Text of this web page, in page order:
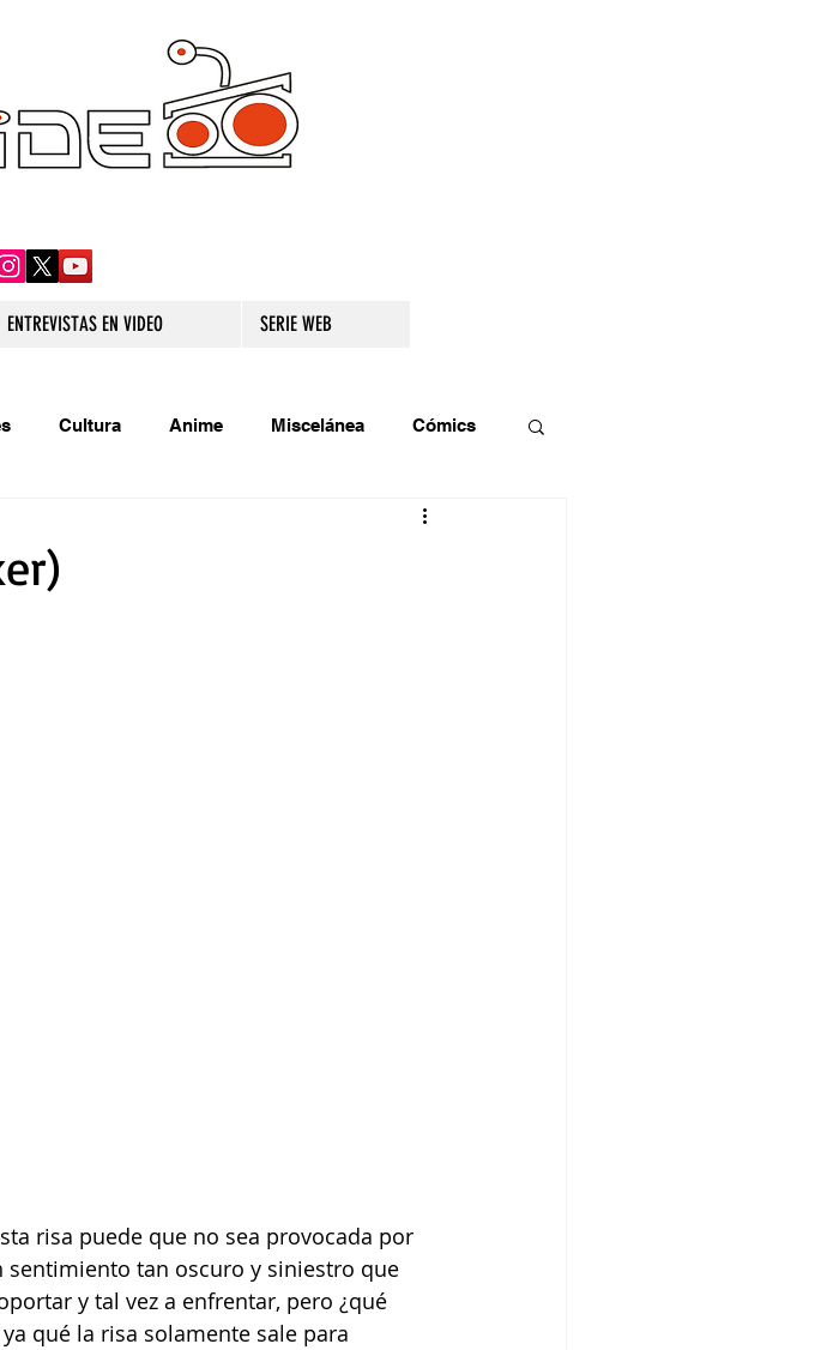
ENTREVISTAS EN VIDEO SERIE WEB
Cultura Anime Miscelánea Cómics
tan oscuro y siniestro que
y tal vez a enfrentar, pero ¿qué
qué la risa solamente sale para